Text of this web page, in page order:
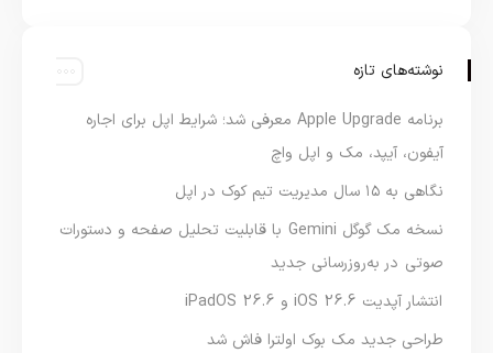
نوشته‌های تازه
برنامه Apple Upgrade معرفی شد؛ شرایط اپل برای اجاره
آیفون، آیپد، مک و اپل واچ
نگاهی به ۱۵ سال مدیریت تیم کوک در اپل
نسخه مک گوگل Gemini با قابلیت تحلیل صفحه و دستورات
صوتی در به‌روزرسانی جدید
انتشار آپدیت iOS 26.6 و iPadOS 26.6
طراحی جدید مک بوک اولترا فاش شد